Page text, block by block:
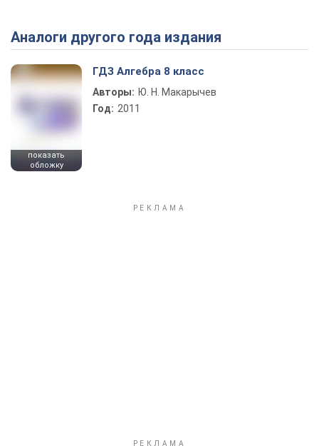
Play Video
Аналоги другого года издания
показать
обложку
ГДЗ Алгебра 8 класс
Авторы: Ю. Н. Макарычев
Год: 2011